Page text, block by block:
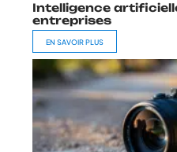
Intelligence
entreprises
EN SAVOIR PLUS